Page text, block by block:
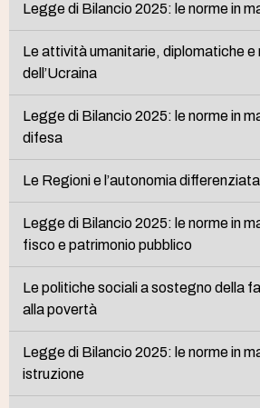
Legge di Bilancio 2025: le norme in
Le attività umanitarie, diplomatiche e
dell’Ucraina
Legge di Bilancio 2025: le norme in
difesa
Le Regioni e l’autonomia differenziata
Legge di Bilancio 2025: le norme in
fisco e patrimonio pubblico
Le politiche sociali a sostegno della
alla povertà
Legge di Bilancio 2025: le norme in
istruzione